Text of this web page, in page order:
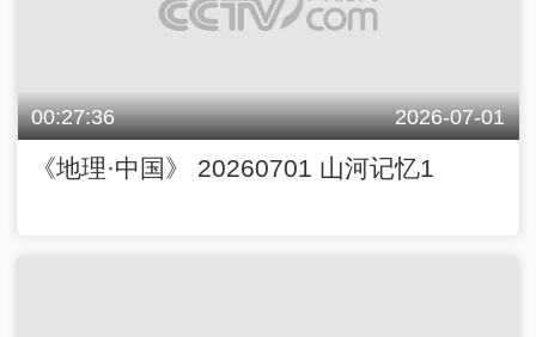
00:27:36 2026-07-01
《地理·中国》 20260701 山河记忆1